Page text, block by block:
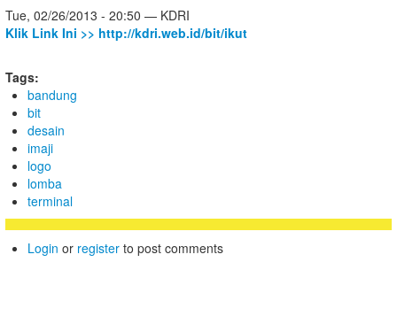
Tue, 02/26/2013 - 20:50 — KDRI
Klik Link Ini >> http://kdri.web.id/bit/ikut
Tags:
bandung
bit
desain
imaji
logo
lomba
terminal
Login or register to post comments